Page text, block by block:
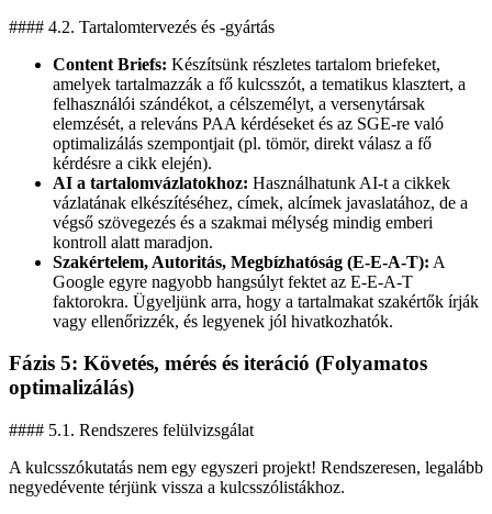
#### 4.2. Tartalomtervezés és -gyártás
Content Briefs: Készítsünk részletes tartalom briefeket,
amelyek tartalmazzák a fő kulcsszót, a tematikus klasztert, a
felhasználói szándékot, a célszemélyt, a versenytársak
elemzését, a releváns PAA kérdéseket és az SGE-re való
optimalizálás szempontjait (pl. tömör, direkt válasz a fő
kérdésre a cikk elején).
AI a tartalomvázlatokhoz: Használhatunk AI-t a cikkek
vázlatának elkészítéséhez, címek, alcímek javaslatához, de a
végső szövegezés és a szakmai mélység mindig emberi
kontroll alatt maradjon.
Szakértelem, Autoritás, Megbízhatóság (E-E-A-T): A
Google egyre nagyobb hangsúlyt fektet az E-E-A-T
faktorokra. Ügyeljünk arra, hogy a tartalmakat szakértők írják
vagy ellenőrizzék, és legyenek jól hivatkozhatók.
Fázis 5: Követés, mérés és iteráció (Folyamatos
optimalizálás)
#### 5.1. Rendszeres felülvizsgálat
A kulcsszókutatás nem egy egyszeri projekt! Rendszeresen, legalább
negyedévente térjünk vissza a kulcsszólistákhoz.